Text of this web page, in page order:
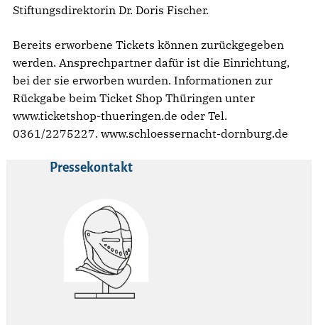
Stiftungsdirektorin Dr. Doris Fischer.
Bereits erworbene Tickets können zurückgegeben
werden. Ansprechpartner dafür ist die Einrichtung,
bei der sie erworben wurden. Informationen zur
Rückgabe beim Ticket Shop Thüringen unter
www.ticketshop-thueringen.de oder Tel.
0361/2275227. www.schloessernacht-dornburg.de
Pressekontakt